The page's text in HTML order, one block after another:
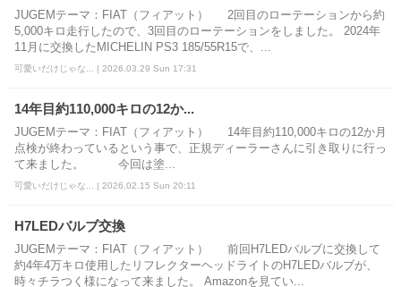
JUGEMテーマ：FIAT（フィアット） 2回目のローテーションから約
5,000キロ走行したので、3回目のローテーションをしました。 2024年
11月に交換したMICHELIN PS3 185/55R15で、...
可愛いだけじゃな... | 2026.03.29 Sun 17:31
14年目約110,000キロの12か...
JUGEMテーマ：FIAT（フィアット） 14年目約110,000キロの12か月
点検が終わっているという事で、正規ディーラーさんに引き取りに行っ
て来ました。 今回は塗...
可愛いだけじゃな... | 2026.02.15 Sun 20:11
H7LEDバルブ交換
JUGEMテーマ：FIAT（フィアット） 前回H7LEDバルブに交換して
約4年4万キロ使用したリフレクターヘッドライトのH7LEDバルブが、
時々チラつく様になって来ました。 Amazonを見てい...